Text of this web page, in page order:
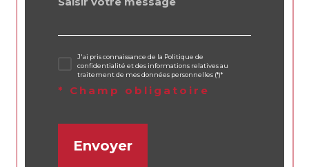
J'ai pris connaissance de la Politique de
confidentialité et des informations relatives au
traitement de mes données personnelles (*)*
* Champ obligatoire
Envoyer